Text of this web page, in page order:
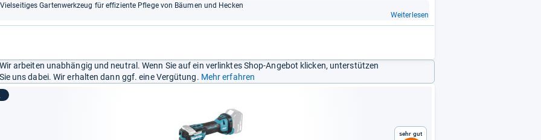
Viel­sei­ti­ges Gar­ten­werk­zeug für effi­zi­ente Pflege von Bäu­men und Hecken
Weiterlesen
arbeiten unabhängig und neutral. Wenn Sie auf ein verlinktes Shop-Angebot klicken, unterstützen
uns dabei. Wir erhalten dann ggf. eine Vergütung. Mehr erfahren
Sehr gut